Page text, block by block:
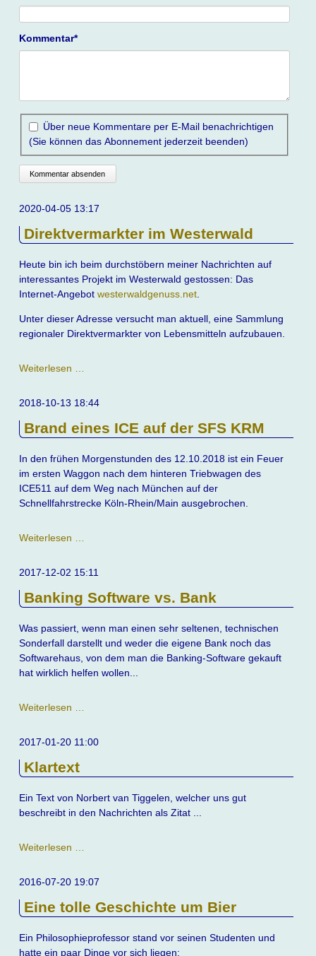
Pflichtfeld
Kommentar*
Über neue Kommentare per E-Mail benachrichtigen
(Sie können das Abonnement jederzeit beenden)
Kommentar absenden
2020-04-05 13:17
Direktvermarkter im Westerwald
Heute bin ich beim durchstöbern meiner Nachrichten auf
interessantes Projekt im Westerwald gestossen: Das
Internet-Angebot westerwaldgenuss.net.
Unter dieser Adresse versucht man aktuell, eine Sammlung
regionaler Direktvermarkter von Lebensmitteln aufzubauen.
Weiterlesen …
Westerwald
2018-10-13 18:44
Brand eines ICE auf der SFS KRM
In den frühen Morgenstunden des 12.10.2018 ist ein Feuer
im ersten Waggon nach dem hinteren Triebwagen des
ICE511 auf dem Weg nach München auf der
Schnellfahrstrecke Köln-Rhein/Main ausgebrochen.
Weiterlesen …
ICE
der
SFS
KRM
2017-12-02 15:11
Banking Software vs. Bank
Was passiert, wenn man einen sehr seltenen, technischen
Sonderfall darstellt und weder die eigene Bank noch das
Softwarehaus, von dem man die Banking-Software gekauft
hat wirklich helfen wollen...
Weiterlesen …
vs.
2017-01-20 11:00
Klartext
Ein Text von Norbert van Tiggelen, welcher uns gut
beschreibt in den Nachrichten als Zitat ...
Weiterlesen …
2016-07-20 19:07
Eine tolle Geschichte um Bier
Ein Philosophieprofessor stand vor seinen Studenten und
hatte ein paar Dinge vor sich liegen: